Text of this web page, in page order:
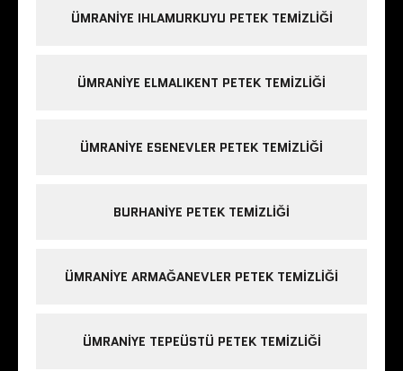
ÜMRANIYE IHLAMURKUYU PETEK TEMIZLIĞI
ÜMRANIYE ELMALIKENT PETEK TEMIZLIĞI
ÜMRANIYE ESENEVLER PETEK TEMIZLIĞI
BURHANIYE PETEK TEMIZLIĞI
ÜMRANIYE ARMAĞANEVLER PETEK TEMIZLIĞI
ÜMRANIYE TEPEÜSTÜ PETEK TEMIZLIĞI